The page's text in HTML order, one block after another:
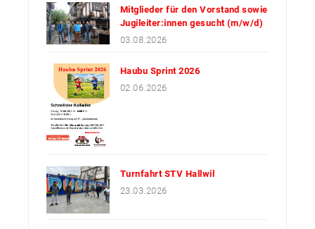
Mitglieder für den Vorstand sowie
Jugileiter:innen gesucht (m/w/d)
03.08.2026
Haubu Sprint 2026
02.06.2026
Turnfahrt STV Hallwil
23.03.2026